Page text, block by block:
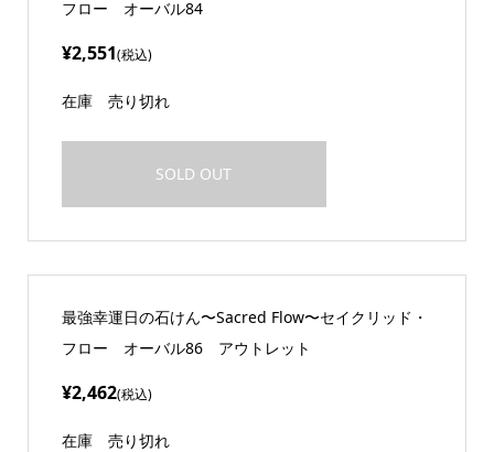
フロー オーバル84
¥2,551(税込)
在庫 売り切れ
SOLD OUT
最強幸運日の石けん〜Sacred Flow〜セイクリッド・
フロー オーバル86 アウトレット
¥2,462(税込)
在庫 売り切れ